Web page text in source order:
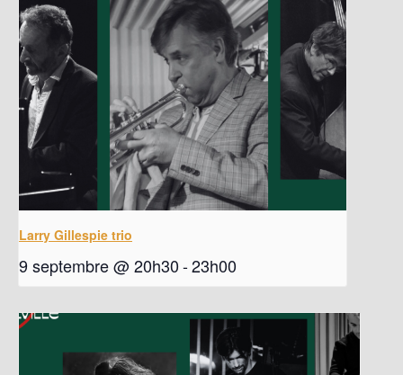
Larry Gillespie trio
9 septembre @ 20h30-23h00